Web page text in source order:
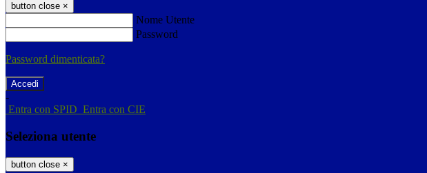
button close ×
Nome Utente
Password
Password dimenticata?
-
Entra con SPID Entra con CIE
Seleziona utente
button close ×